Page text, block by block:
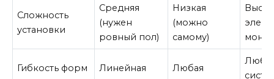
Сложность
установки
Средняя
(нужен
ровный пол)
Низкая
(можно
самому)
Гибкость форм Линейная Любая